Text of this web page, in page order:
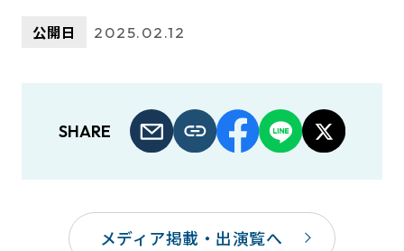
公開日 2025.02.12
SHARE
メディア掲載・出演覧へ